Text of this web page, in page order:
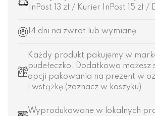
InPost 13 zł / Kurier InPost 15 zł /
14 dni na zwrot lub wymianę
Każdy produkt pakujemy w
pudełeczko. Dodatkowo możesz
opcji pakowania na prezent w
i wstążkę (zaznacz w koszyku).
Wyprodukowane w lokalnych